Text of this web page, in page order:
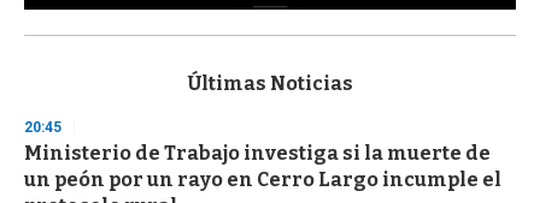
s
d
s
o
f
Últimas Noticias
20:45
Ministerio de Trabajo investiga si la muerte de
un peón por un rayo en Cerro Largo incumple el